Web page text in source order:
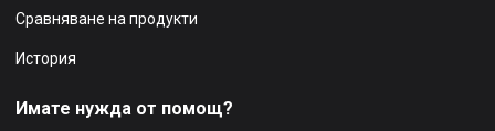
Сравняване на продукти
История
Имате нужда от помощ?